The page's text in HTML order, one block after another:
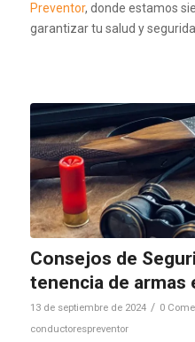
Preventor, donde estamos
garantizar tu salud y
Consejos de
tenencia de armas
13 de septiembre de 2024 / 0
conductorespreventor